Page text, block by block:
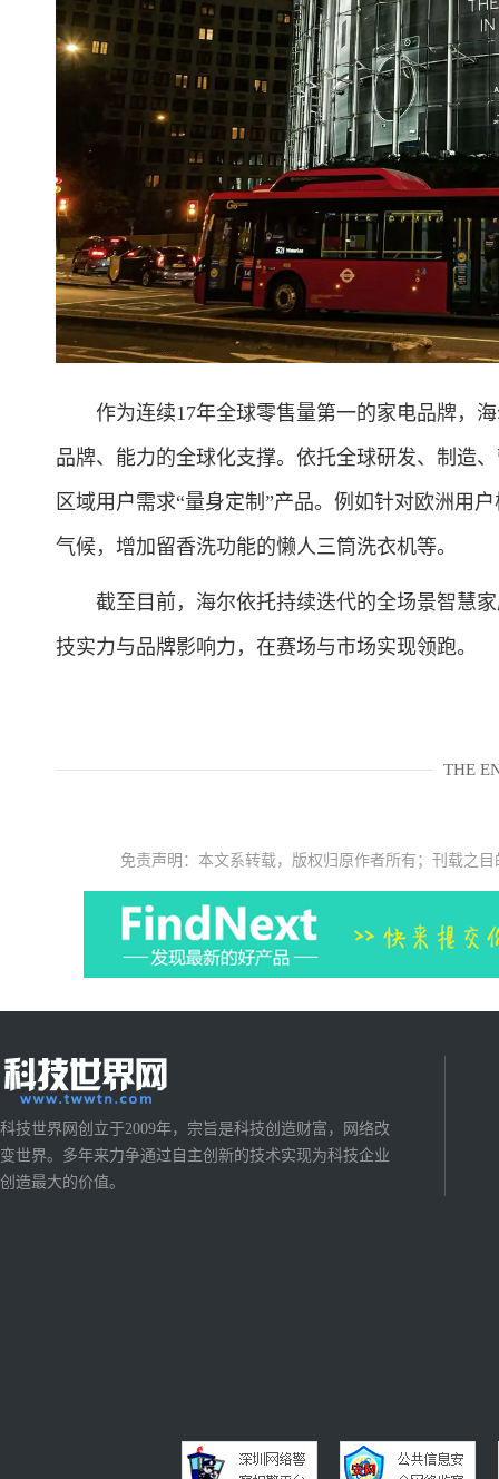
作为连续17年全球零售量第一的家电品牌，海
品牌、能力的全球化支撑。依托全球研发、制造
区域用户需求“量身定制”产品。例如针对欧洲用
气候，增加留香洗功能的懒人三筒洗衣机等。
截至目前，海尔依托持续迭代的全场景智慧家
技实力与品牌影响力，在赛场与市场实现领跑。
THE
免责声明：本文系转载，版权归原作者所有；刊载之
科技世界网创立于2009年，宗旨是科技创造财富，网络改
变世界。多年来力争通过自主创新的技术实现为科技企业
创造最大的价值。